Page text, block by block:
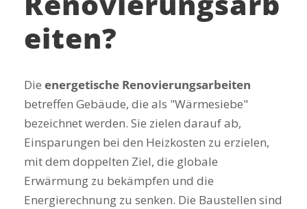
eiten?
Die energetische Renovierungsarbeiten
betreffen Gebäude, die als "Wärmesiebe"
bezeichnet werden. Sie zielen darauf ab,
Einsparungen bei den Heizkosten zu erzielen,
mit dem doppelten Ziel, die globale
Erwärmung zu bekämpfen und die
Energierechnung zu senken. Die Baustellen sind